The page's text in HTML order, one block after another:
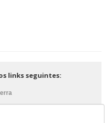
links seguintes: